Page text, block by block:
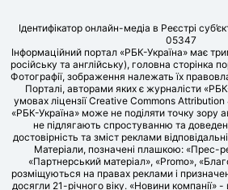
Ідентифікатор онлайн-медіа в Реєстрі
05347
Інформаційний портал «РБК-Україна» має
російську та англійську), головна сторінка
Фотографії, зображення належать їх
Порталі, авторами яких є журналісти
умовах ліцензії Creative Commons
«РБК-Україна» може не поділяти точку зору
не підлягають спростуванню та
достовірність та зміст реклами
Матеріали, позначені плашкою: «Прес-
«Партнерський матеріал», «Promo»,
розміщуються на правах реклами і
досягли 21-річного віку. «Новини компанії»